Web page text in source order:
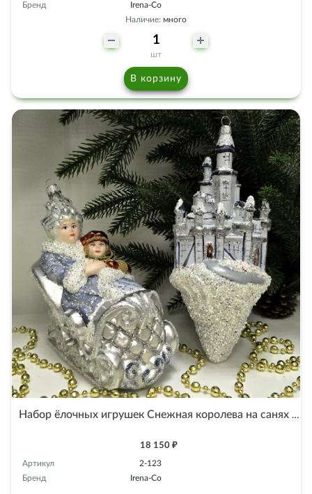
Бренд
Irena-Co
Наличие: много
шт
В корзину
Набор ёлочных игрушек Снежная королева на санях и замок
18 150 ₽
Артикул
2-123
Бренд
Irena-Co